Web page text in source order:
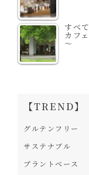
すべ
カフ
～
【TREND】
グルテンフリー
サステナブル
プラントベース